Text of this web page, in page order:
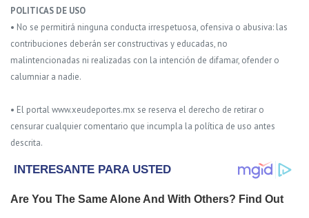
POLITICAS DE USO
• No se permitirá ninguna conducta irrespetuosa, ofensiva o abusiva: las
contribuciones deberán ser constructivas y educadas, no
malintencionadas ni realizadas con la intención de difamar, ofender o
calumniar a nadie.
• El portal www.xeudeportes.mx se reserva el derecho de retirar o
censurar cualquier comentario que incumpla la política de uso antes
descrita.